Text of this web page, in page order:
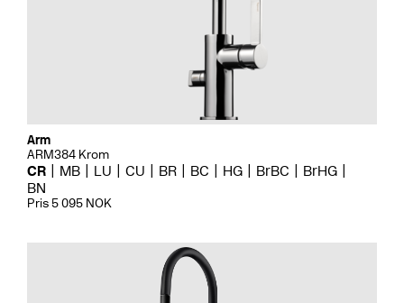
Arm
ARM384 Krom
CR MB LU CU BR BC HG BrBC
BrHG
BN
Pris 5 095 NOK